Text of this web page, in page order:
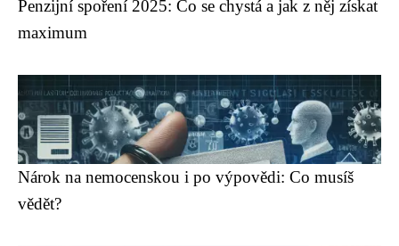
Penzijní spoření 2025: Co se chystá a jak z něj získat
maximum
Nárok na nemocenskou i po výpovědi: Co musíš
vědět?